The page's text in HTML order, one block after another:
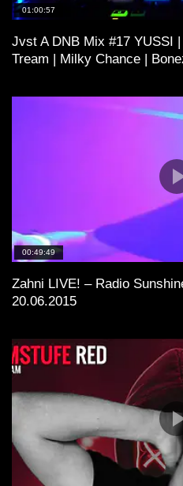
01:00:57
Jvst A DNB Mix #17 YUSSI
Tream | Milky Chance |
00:49:49
Zahni LIVE! – Radio
20.06.2015